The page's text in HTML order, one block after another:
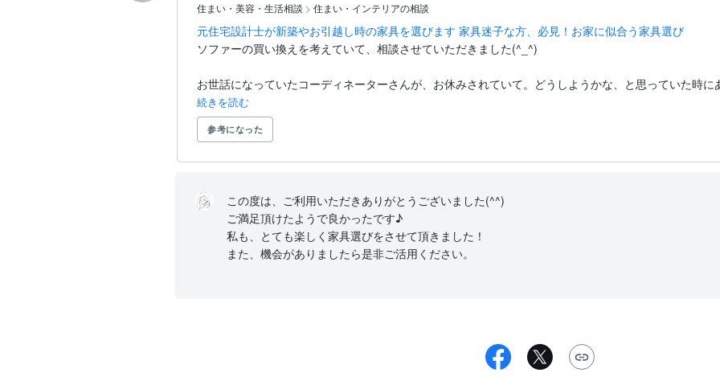
住まい・美容・生活相談 > 住まい・インテリアの相談
元住宅設計士が新築やお引越し時の家具を選びます 家具迷子な方、必見！お家に似合う家具選び
ソファーの買い換えを考えていて、相談させていただきました(^_^)
お世話になっていたコーディネーターさんが、お休みされていて。どうしようかな、と思っていた時
続きを読む
参考になった
この度は、ご利用いただきありがとうございました(^^)
ご満足頂けたようで良かったです♪
私も、とても楽しく家具選びをさせて頂きました！